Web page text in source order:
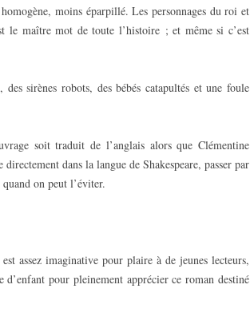
moins éparpillé. Les personnages du roi et
le maître mot de toute l’histoire ; et même si c’est
sirènes robots, des bébés catapultés et une foule
soit traduit de l’anglais alors que Clémentine
dans la langue de Shakespeare, passer par
on peut l’éviter.
assez imaginative pour plaire à de jeunes lecteurs,
pour pleinement apprécier ce roman destiné